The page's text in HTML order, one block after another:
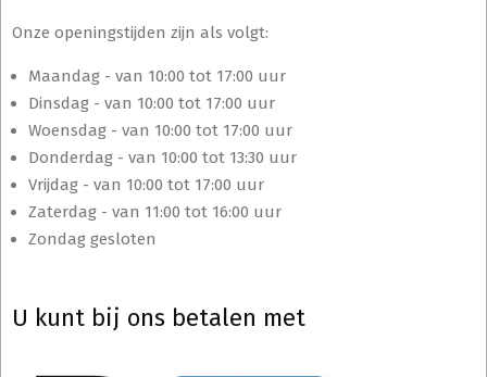
Onze openingstijden zijn als volgt:
Maandag - van 10:00 tot 17:00 uur
Dinsdag - van 10:00 tot 17:00 uur
Woensdag - van 10:00 tot 17:00 uur
Donderdag - van 10:00 tot 13:30 uur
Vrijdag - van 10:00 tot 17:00 uur
Zaterdag - van 11:00 tot 16:00 uur
Zondag gesloten
U kunt bij ons betalen met